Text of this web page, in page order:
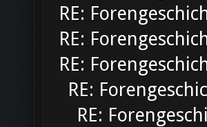
RE:
RE:
RE:
RE:
RE: